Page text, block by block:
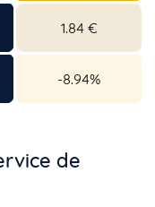
1.84 €
-8.94%
de